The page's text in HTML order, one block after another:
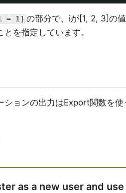
= 1] の部分で、iが[1, 2, 3]の値
を指定しています。
ションの出力はExport関数を使
as a new user and